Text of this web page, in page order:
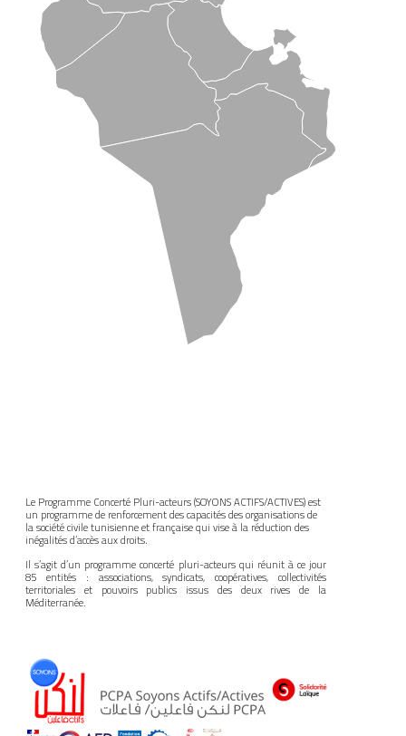
Le Programme Concerté Pluri-acteurs (SOYONS ACTIFS/ACTIVES) est
un programme de renforcement des capacités des organisations de
la société civile tunisienne et française qui vise à la réduction des
inégalités d’accès aux droits.
Il s’agit d’un programme concerté pluri-acteurs qui réunit à ce jour
85 entités : associations, syndicats, coopératives, collectivités
territoriales et pouvoirs publics issus des deux rives de la
Méditerranée.